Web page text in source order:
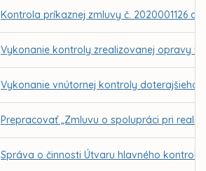
Kontrola príkaznej zmluvy č. 2020001126 a
Vykonanie kontroly zrealizovanej opravy
Vykonanie vnútornej kontroly doterajšieho
Prepracovať „Zmluvu o spolupráci pri
Správa o činnosti Útvaru hlavného